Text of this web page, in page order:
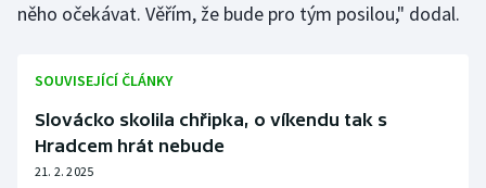
něho očekávat. Věřím, že bude pro tým posilou," dodal.
SOUVISEJÍCÍ ČLÁNKY
Slovácko skolila chřipka, o víkendu tak s
Hradcem hrát nebude
21. 2. 2025